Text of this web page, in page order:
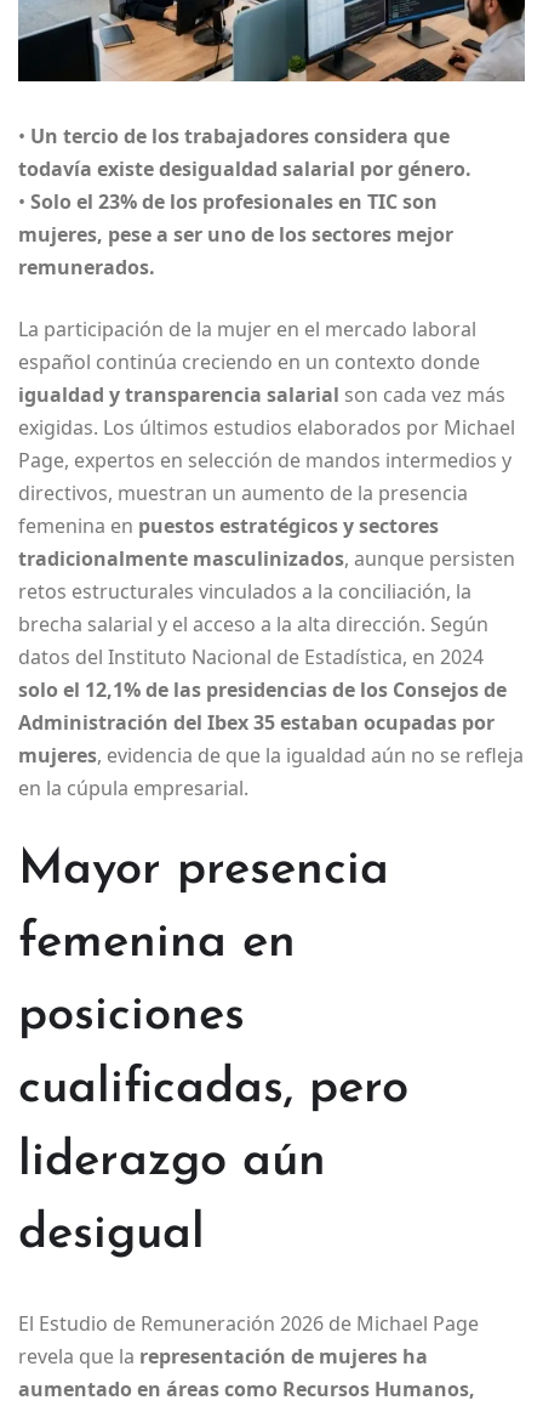
• Un tercio de los trabajadores considera que
todavía existe desigualdad salarial por género.
• Solo el 23% de los profesionales en TIC son
mujeres, pese a ser uno de los sectores mejor
remunerados.
La participación de la mujer en el mercado laboral
español continúa creciendo en un contexto donde
igualdad y transparencia salarial son cada vez más
exigidas. Los últimos estudios elaborados por Michael
Page, expertos en selección de mandos intermedios y
directivos, muestran un aumento de la presencia
femenina en puestos estratégicos y sectores
tradicionalmente masculinizados, aunque persisten
retos estructurales vinculados a la conciliación, la
brecha salarial y el acceso a la alta dirección. Según
datos del Instituto Nacional de Estadística, en 2024
solo el 12,1% de las presidencias de los Consejos de
Administración del Ibex 35 estaban ocupadas por
mujeres, evidencia de que la igualdad aún no se refleja
en la cúpula empresarial.
Mayor presencia
femenina en
posiciones
cualificadas, pero
liderazgo aún
desigual
El Estudio de Remuneración 2026 de Michael Page
revela que la representación de mujeres ha
aumentado en áreas como Recursos Humanos,